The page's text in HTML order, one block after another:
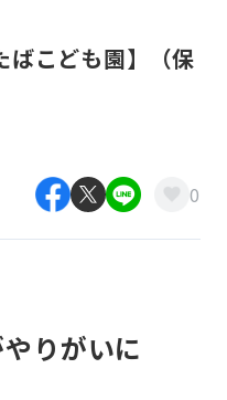
ばこども園】（保
0
りがいに